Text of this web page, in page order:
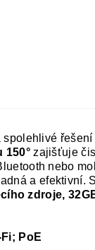
150°zajišťuje
nebo
a efektivní.
zdroje,
PoE